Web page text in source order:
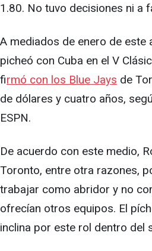
1.80. No tuvo decisiones ni a
A mediados de enero de este
picheó con Cuba en el V
firmó con los Blue Jays de
de dólares y cuatro años,
ESPN.
De acuerdo con este medio,
Toronto, entre otra razones,
trabajar como abridor y no
ofrecían otros equipos. El
inclina por este rol dentro del